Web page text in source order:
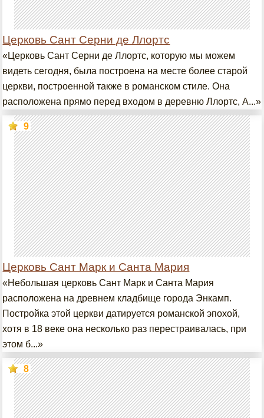
Церковь Сант Серни де Ллортс
«Церковь Сант Серни де Ллортс, которую мы можем
видеть сегодня, была построена на месте более старой
церкви, построенной также в романском стиле. Она
расположена прямо перед входом в деревню Ллортс, А...»
Церковь Сант Марк и Санта Мария
9
«Небольшая церковь Сант Марк и Санта Мария
расположена на древнем кладбище города Энкамп.
Постройка этой церкви датируется романской эпохой,
хотя в 18 веке она несколько раз перестраивалась, при
этом б...»
8